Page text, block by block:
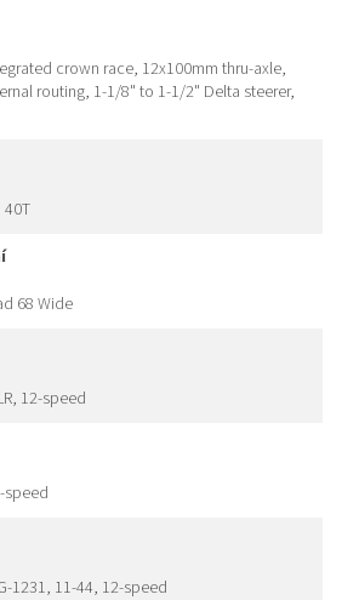
crown race, 12x100mm thru-axle,
routing, 1-1/8" to 1-1/2" Delta steerer,
40T
68 Wide
12-speed
speed
1231, 11-44, 12-speed